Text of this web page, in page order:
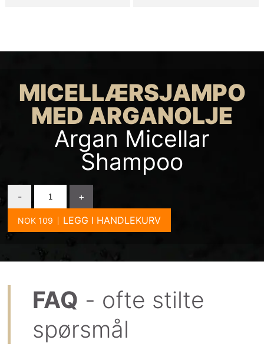
MICELLÆRSJAMPO
MED ARGANOLJE
Argan Micellar
Shampoo
-
+
LEGG I HANDLEKURV
FAQ - ofte stilte
spørsmål